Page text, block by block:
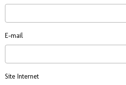
E-mail
Site Internet